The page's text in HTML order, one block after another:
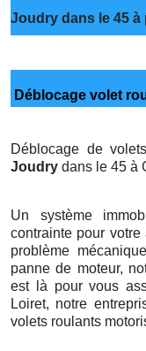
Joudry dans le 45 à
Déblocage volet
Déblocage de
Joudry dans le 45 à
Un système
contrainte pour
problème
panne de moteur,
est là pour vous
Loiret, notre
volets roulants